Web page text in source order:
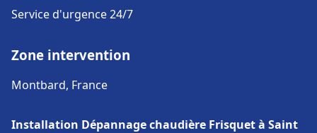
Service d'urgence 24/7
Zone intervention
Montbard, France
Installation Dépannage chaudière Frisquet à Saint